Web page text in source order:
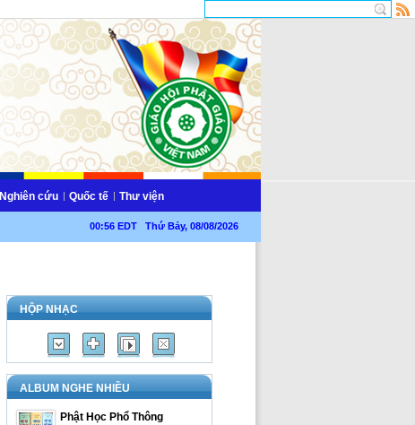
Nghiên cứu Quốc tế Thư viện
00:56 EDT Thứ Bảy, 08/08/2026
HỘP NHẠC
ALBUM NGHE NHIỀU
Phật Học Phổ Thông